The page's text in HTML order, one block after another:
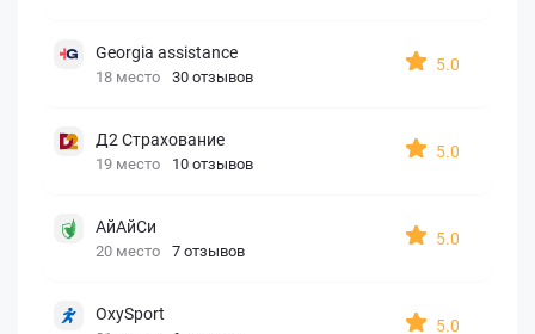
Georgia assistance
18 место 30 отзывов
5.0
Д2 Страхование
19 место 10 отзывов
5.0
АйАйСи
20 место 7 отзывов
5.0
OxySport
5.0